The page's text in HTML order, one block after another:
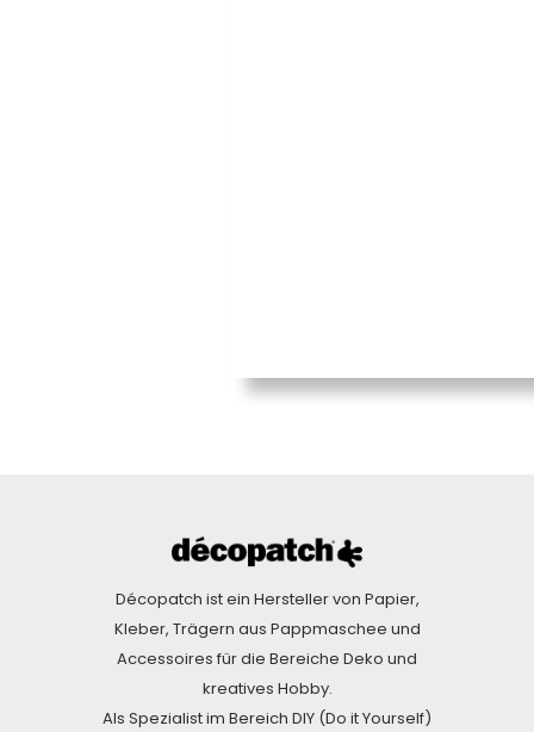
Décopatch ist ein Hersteller von Papier,
Kleber, Trägern aus Pappmaschee und
Accessoires für die Bereiche Deko und
kreatives Hobby.
Als Spezialist im Bereich DIY (Do it Yourself)